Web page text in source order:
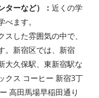
ターなど）： 近くの学
ます。
スした雰囲気の中で、
。新宿区では、新宿
大久保駅、東新宿駅な
クス コーヒー 新宿3丁
高田馬場早稲田通り